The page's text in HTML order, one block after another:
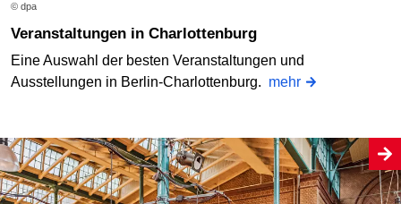
© dpa
Veranstaltungen in Charlottenburg
Eine Auswahl der besten Veranstaltungen und
Ausstellungen in Berlin-Charlottenburg. mehr